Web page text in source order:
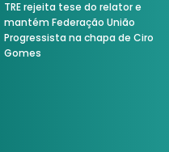
TRE rejeita tese do relator e
mantém Federação União
Progressista na chapa de Ciro
Gomes